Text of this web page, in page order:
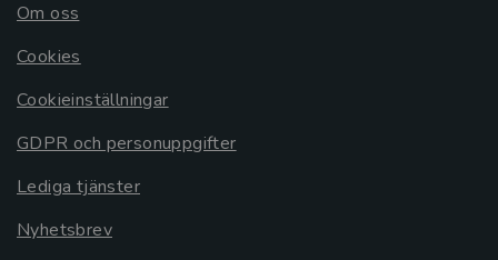
Om oss
Cookies
Cookieinställningar
GDPR och personuppgifter
Lediga tjänster
Nyhetsbrev